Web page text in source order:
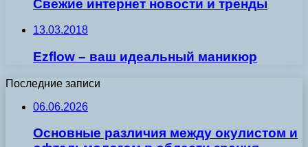
Свежие интернет новости и тренды
13.03.2018
Ezflow – ваш идеальный маникюр
Последние записи
06.06.2026
Основные различия между окулистом и